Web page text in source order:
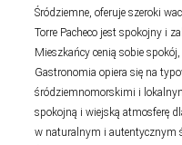
Śródziemne, oferuje szeroki
Torre Pacheco jest spokojny i
Mieszkańcy cenią sobie
Gastronomia opiera się na
śródziemnomorskimi i
spokojną i wiejską atmosferę
w naturalnym i autentycznym